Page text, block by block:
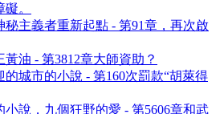
。
秘主義者重新起點 - 第91章，再次啟
油 - 第3812章大師資助？
城市的小說 - 第160次罰款“胡萊得
說，九個狂野的愛 - 第5606章和武